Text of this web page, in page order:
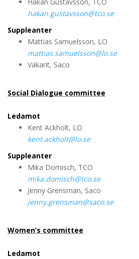
hakan.gustavsson@tco.se
Suppleanter
Mattias Samuelsson, LO
mattias.samuelsson@lo.se
Vakant, Saco
Social Dialogue committee
Ledamot
Kent Ackholt, LO
kent.ackholt@lo.se
Suppleanter
Mika Domisch, TCO
mika.domisch@tco.se
Jenny Grensman, Saco
jenny.grensman@saco.se
Women’s committee
Ledamot